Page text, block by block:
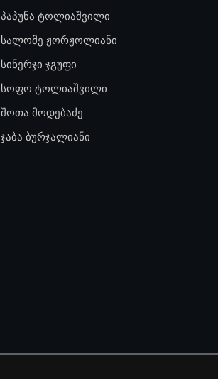
პაპუნა ტოლიაშვილი
სალომე ჟორჟოლიანი
სინერჯი ჯგუფი
სოფო ტოლიაშვილი
შოთა მოდებაძე
ჯაბა ბურჯალიანი